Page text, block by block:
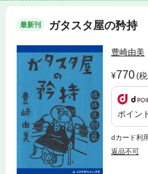
最新刊 ガタスタ屋の矜持
豊崎由美
770(
ポイン
dカード利
返品不可